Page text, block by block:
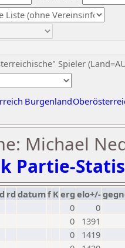
Spieler
Burgenland
Michael
Partie-
rd datumf Kerg elo+/-
0
0
0
1391
0
1419